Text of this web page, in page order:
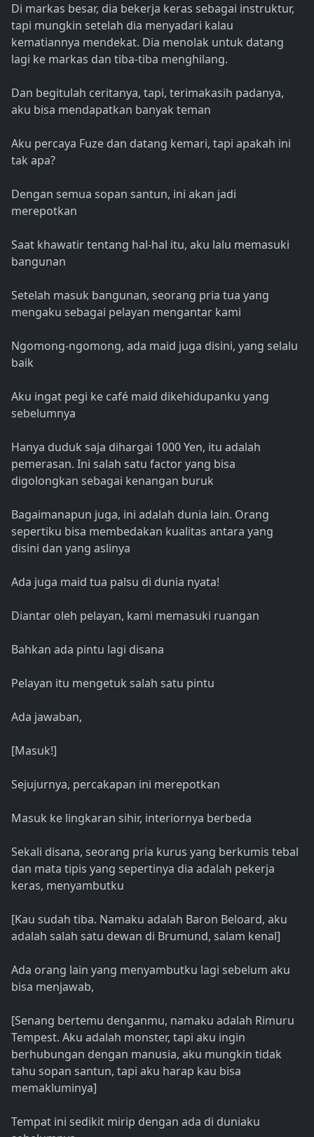
Di markas besar, dia bekerja keras sebagai instruktur,
tapi mungkin setelah dia menyadari kalau
kematiannya mendekat. Dia menolak untuk datang
lagi ke markas dan tiba-tiba menghilang.
Dan begitulah ceritanya, tapi, terimakasih padanya,
aku bisa mendapatkan banyak teman
Aku percaya Fuze dan datang kemari, tapi apakah ini
tak apa?
Dengan semua sopan santun, ini akan jadi
merepotkan
Saat khawatir tentang hal-hal itu, aku lalu memasuki
bangunan
Setelah masuk bangunan, seorang pria tua yang
mengaku sebagai pelayan mengantar kami
Ngomong-ngomong, ada maid juga disini, yang selalu
baik
Aku ingat pegi ke café maid dikehidupanku yang
sebelumnya
Hanya duduk saja dihargai 1000 Yen, itu adalah
pemerasan. Ini salah satu factor yang bisa
digolongkan sebagai kenangan buruk
Bagaimanapun juga, ini adalah dunia lain. Orang
sepertiku bisa membedakan kualitas antara yang
disini dan yang aslinya
Ada juga maid tua palsu di dunia nyata!
Diantar oleh pelayan, kami memasuki ruangan
Bahkan ada pintu lagi disana
Pelayan itu mengetuk salah satu pintu
Ada jawaban,
[Masuk!]
Sejujurnya, percakapan ini merepotkan
Masuk ke lingkaran sihir, interiornya berbeda
Sekali disana, seorang pria kurus yang berkumis tebal
dan mata tipis yang sepertinya dia adalah pekerja
keras, menyambutku
[Kau sudah tiba. Namaku adalah Baron Beloard, aku
adalah salah satu dewan di Brumund, salam kenal]
Ada orang lain yang menyambutku lagi sebelum aku
bisa menjawab,
[Senang bertemu denganmu, namaku adalah Rimuru
Tempest. Aku adalah monster, tapi aku ingin
berhubungan dengan manusia, aku mungkin tidak
tahu sopan santun, tapi aku harap kau bisa
memakluminya]
Tempat ini sedikit mirip dengan ada di duniaku